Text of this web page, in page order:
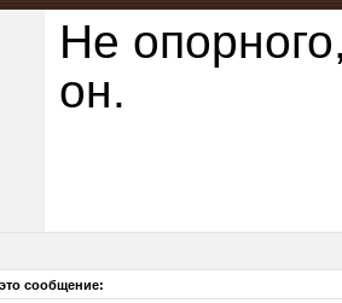
Не
он.
сообщение: